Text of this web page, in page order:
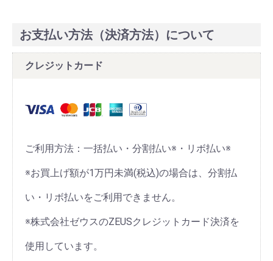
お支払い方法（決済方法）について
クレジットカード
ご利用方法：一括払い・分割払い※・リボ払い※
※お買上げ額が1万円未満(税込)の場合は、分割払
い・リボ払いをご利用できません。
※株式会社ゼウスのZEUSクレジットカード決済を
使用しています。